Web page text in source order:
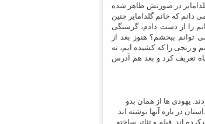
در صورتش ظاهر شده
که خانم گلدامایر چنین
را از دست دادم، گرسنگی
توانم ببخشم؟ هنوز بعد از
و رنجی را که کشیده ایم، نه
تعریف کرد و بعد هم آدرس
شدند که ۶ میلیون از آنها یهودی بودند. یهودی ها از همان بدو
در باره آنها نوشته اند.
اند. فیلم و تئاتر ساخته